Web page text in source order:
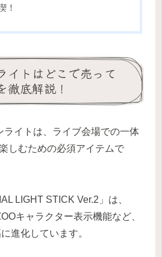
！
イトはどこで売って
徹底解説！
ライトは、ライブ会場での一体
しむための必須アイテムで
LIGHT STICK Ver.2」は、
キャラクター表示機能など、
進化しています。